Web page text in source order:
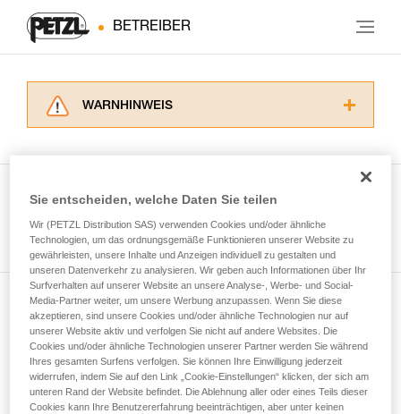
BETREIBER
WARNHINWEIS
ziehen. Um diese Zusatzinformationen
der Gebrauchsanweisung enthaltenen
Informationen richtig verstanden haben.
Die Beherrschung dieser Techniken setzt eine
entsprechende Ausbildung und ein spezielles
Training voraus. Prüfen Sie zusammen mit
einem Profi, ob Sie in der Lage sind, den
Vorgang alleine sicher zu wiederholen, bevor
Sie ihn eigenständig durchführen.
Wir geben Beispiele für die mit Ihrer Aktivität
verbundenen Techniken. Möglicherweise gibt es
noch andere Techniken, die hier nicht
Alle Techniken ansehen
Newsletter abonnieren
und auf dem Laufenden bleiben
Email *
Sie entscheiden, welche Daten Sie teilen
Wir (PETZL Distribution SAS) verwenden Cookies und/oder ähnliche
Technologien, um das ordnungsgemäße Funktionieren unserer Website zu
gewährleisten, unsere Inhalte und Anzeigen individuell zu gestalten und
unseren Datenverkehr zu analysieren. Wir geben auch Informationen über Ihr
Surfverhalten auf unserer Website an unsere Analyse-, Werbe- und Social-
Media-Partner weiter, um unsere Werbung anzupassen. Wenn Sie diese
akzeptieren, sind unsere Cookies und/oder ähnliche Technologien nur auf
unserer Website aktiv und verfolgen Sie nicht auf andere Websites. Die
Cookies und/oder ähnliche Technologien unserer Partner werden Sie während
Ihres gesamten Surfens verfolgen. Sie können Ihre Einwilligung jederzeit
widerrufen, indem Sie auf den Link „Cookie-Einstellungen“ klicken, der sich am
unteren Rand der Website befindet. Die Ablehnung aller oder eines Teils dieser
Cookies kann Ihre Benutzererfahrung beeinträchtigen, aber unter keinen